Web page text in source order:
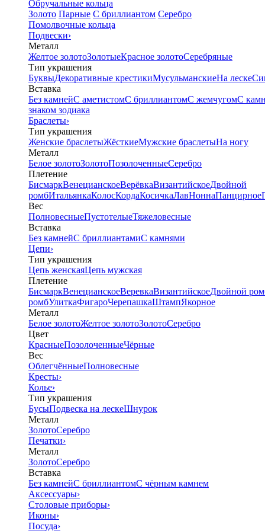
Обручальные кольца
Золото Парные С бриллиантом Серебро
Помолвочные кольца
Подвески›
Металл
Желтое золотоЗолотыеКрасное золотоСеребряные
Тип украшения
БуквыДекоративные крестикиМусульманскиеНа леске
Вставка
Без камнейС аметистомС бриллиантомС жемчугомС
знаком зодиака
Браслеты›
Тип украшения
Женские браслетыЖёсткиеМужские браслетыНа ногу
Металл
Белое золотоЗолотоПозолоченныеСеребро
Плетение
БисмаркВенецианскоеВерёвкаВизантийскоеДвойной
ромбИтальянкаКолосКордаКосичкаЛавНоннаПанцирное
Вес
ПолновесныеПустотелыеТяжеловесные
Вставка
Без камнейС бриллиантамиС камнями
Цепи›
Тип украшения
Цепь женскаяЦепь мужская
Плетение
БисмаркВенецианскоеВеревкаВизантийскоеДвойной
ромбУлиткаФигароЧерепашкаШтампЯкорное
Металл
Белое золотоЖелтое золотоЗолотоСеребро
Цвет
КрасныеПозолоченныеЧёрные
Вес
ОблегчённыеПолновесные
Кресты›
Колье›
Тип украшения
БусыПодвеска на лескеШнурок
Металл
ЗолотоСеребро
Печатки›
Металл
ЗолотоСеребро
Вставка
Без камнейС бриллиантомС чёрным камнем
Аксессуары›
Столовые приборы›
Иконы›
Посуда›